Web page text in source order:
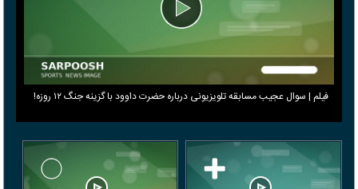
فیلم | سوال عجیب مسابقه تلویزیونی درباره حضرت داوود با گزینه جنگ ۱۲ روزه!